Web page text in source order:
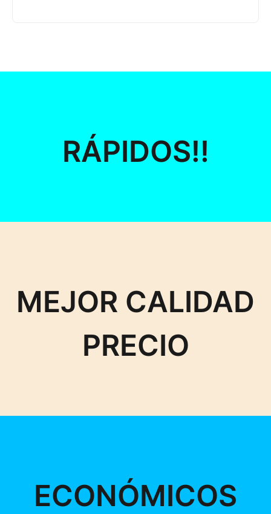
RÁPIDOS!!
MEJOR CALIDAD
PRECIO
ECONÓMICOS